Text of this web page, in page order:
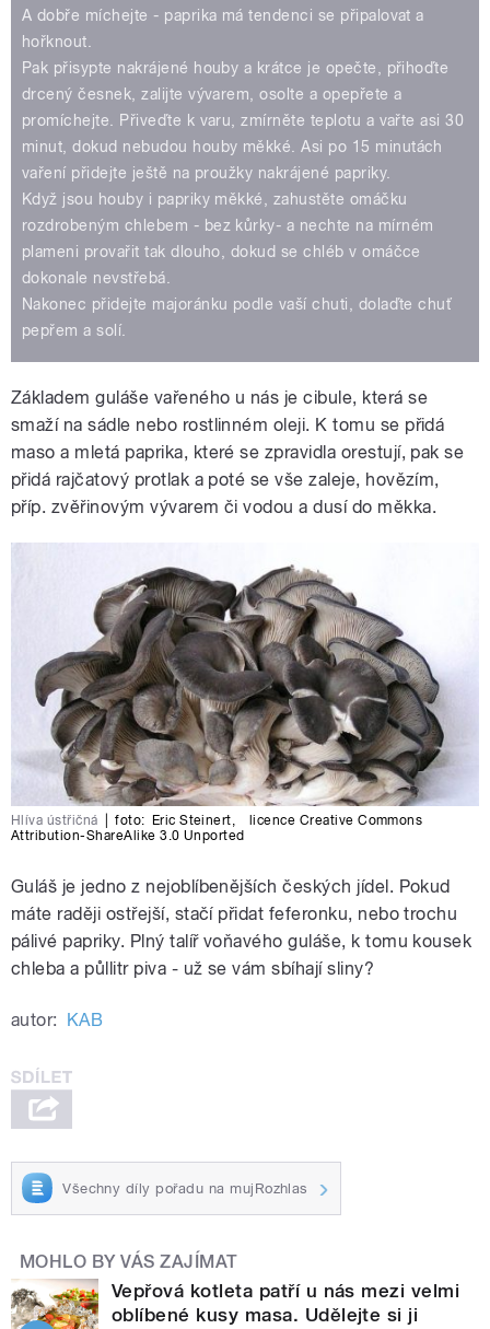
A dobře míchejte - paprika má tendenci se připalovat a
hořknout.
Pak přisypte nakrájené houby a krátce je opečte, přihoďte
drcený česnek, zalijte vývarem, osolte a opepřete a
promíchejte. Přiveďte k varu, zmírněte teplotu a vařte asi 30
minut, dokud nebudou houby měkké. Asi po 15 minutách
vaření přidejte ještě na proužky nakrájené papriky.
Když jsou houby i papriky měkké, zahustěte omáčku
rozdrobeným chlebem - bez kůrky- a nechte na mírném
plameni provařit tak dlouho, dokud se chléb v omáčce
dokonale nevstřebá.
Nakonec přidejte majoránku podle vaší chuti, dolaďte chuť
pepřem a solí.
Základem guláše vařeného u nás je cibule, která se
smaží na sádle nebo rostlinném oleji. K tomu se přidá
maso a mletá paprika, které se zpravidla orestují, pak se
přidá rajčatový protlak a poté se vše zaleje, hovězím,
příp. zvěřinovým vývarem či vodou a dusí do měkka.
Hlíva ústřičná foto: Eric Steinert, licence Creative Commons
Attribution-ShareAlike 3.0 Unported
Guláš je jedno z nejoblíbenějších českých jídel. Pokud
máte raději ostřejší, stačí přidat feferonku, nebo trochu
pálivé papriky. Plný talíř voňavého guláše, k tomu kousek
chleba a půllitr piva - už se vám sbíhají sliny?
autor: KAB
Všechny díly pořadu na mujRozhlas
MOHLO BY VÁS ZAJÍMAT
Vepřová kotleta patří u nás mezi velmi
oblíbené kusy masa. Udělejte si ji